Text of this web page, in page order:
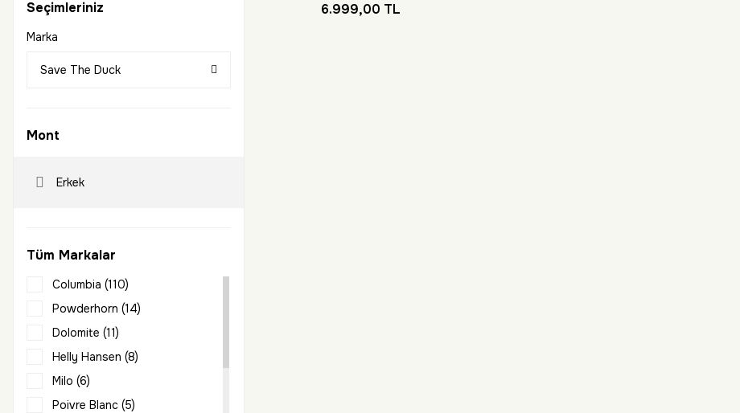
Seçimleriniz
Marka
Save The Duck
Mont
Erkek
Tüm Markalar
Columbia (110)
Powderhorn (14)
Dolomite (11)
Helly Hansen (8)
Milo (6)
Poivre Blanc (5)
6.999,00 TL